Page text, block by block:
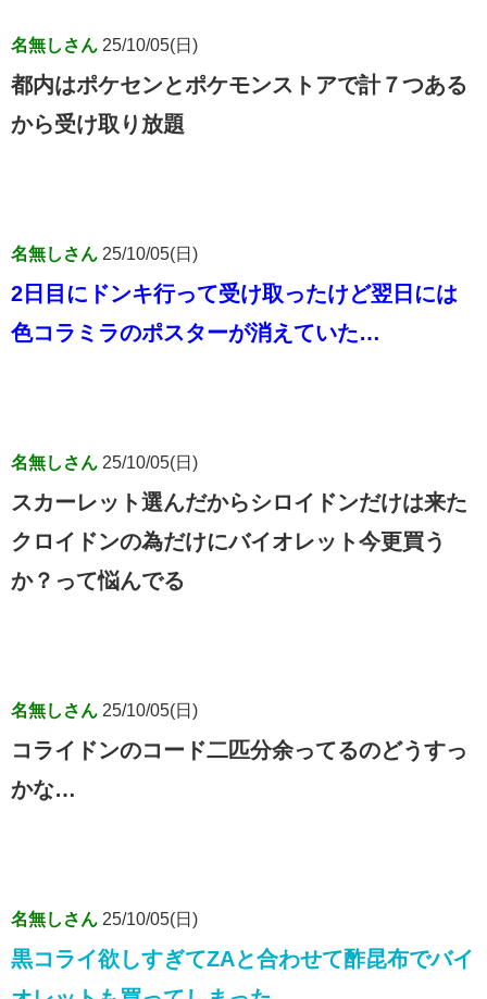
名無しさん 25/10/05(日)
都内はポケセンとポケモンストアで計７つある
から受け取り放題
名無しさん 25/10/05(日)
2日目にドンキ行って受け取ったけど翌日には
色コラミラのポスターが消えていた…
名無しさん 25/10/05(日)
スカーレット選んだからシロイドンだけは来た
クロイドンの為だけにバイオレット今更買う
か？って悩んでる
名無しさん 25/10/05(日)
コライドンのコード二匹分余ってるのどうすっ
かな…
名無しさん 25/10/05(日)
黒コライ欲しすぎてZAと合わせて酢昆布でバイ